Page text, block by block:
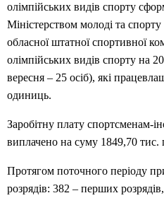
олімпійських видів спорту
Міністерством молоді та
обласної штатної спортивної
олімпійських видів спорту на
вересня – 25 осіб), які
одиниць.
Заробітну плату спортсменам-
виплачено на суму 1849,70 тис.
Протягом поточного періоду
розрядів: 382 – перших